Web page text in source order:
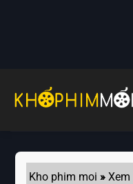
Kho phim moi » Xem